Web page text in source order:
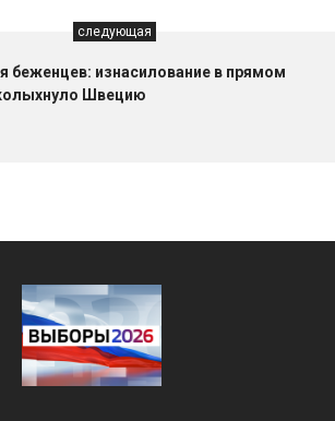
следующая
беженцев: изнасилование в прямом
Швецию